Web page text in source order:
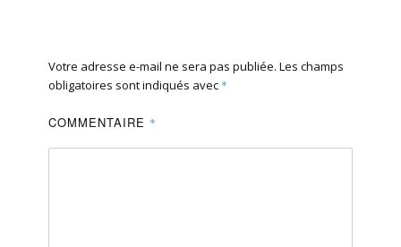
Votre adresse e-mail ne sera pas publiée. Les champs
obligatoires sont indiqués avec *
COMMENTAIRE *